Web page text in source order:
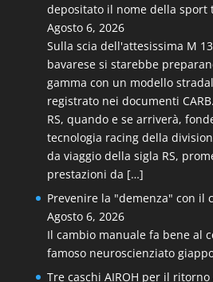
depositato il nome della sport
Agosto 6, 2026
Sulla scia dell'attesissima M
bavarese si starebbe
gamma con un modello
registrato nei documenti
RS, quando e se arriverà,
tecnologia racing della
da viaggio della sigla RS,
prestazioni da […]
Prevenire la "demenza" con il
Agosto 6, 2026
Il cambio manuale fa bene al
famoso neuroscienziato
Tre caschi AIROH per il ritorno